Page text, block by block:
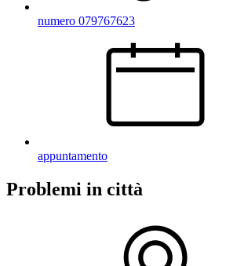
numero 079767623
appuntamento
Problemi in città